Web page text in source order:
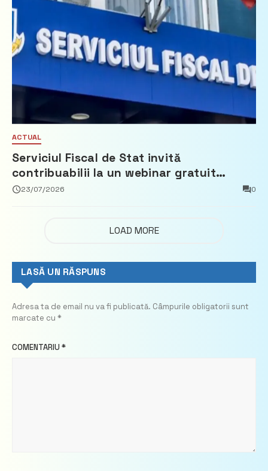
ACTUAL
Serviciul Fiscal de Stat invită
contribuabilii la un webinar gratuit
privind calculul impozitului pe bunurile
23/07/2026 0
LOAD MORE
LASĂ UN RĂSPUNS
Adresa ta de email nu va fi publicată. Câmpurile obligatorii sunt
marcate cu *
COMENTARIU *